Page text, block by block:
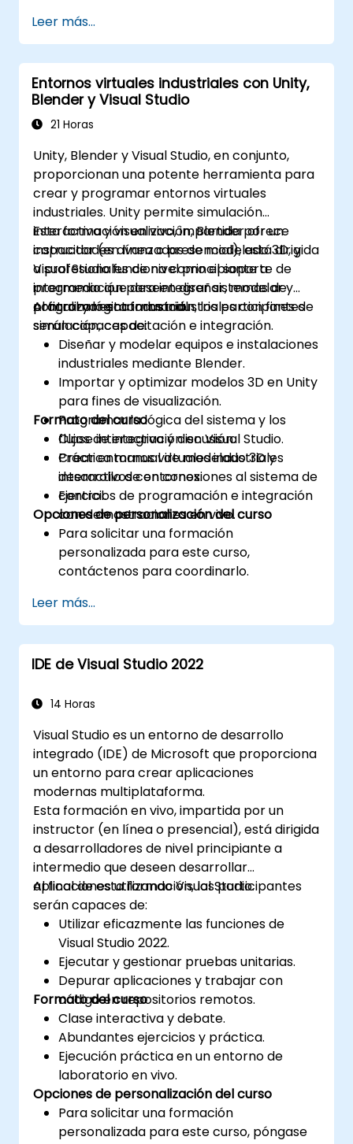
Leer más...
Entornos virtuales industriales con Unity,
Blender y Visual Studio
21 Horas
Unity, Blender y Visual Studio, en conjunto,
proporcionan una potente herramienta para
crear y programar entornos virtuales
industriales. Unity permite simulación
interactiva y visualización, Blender ofrece
capacidades avanzadas de modelado 3D, y
Visual Studio funciona como el soporte de
programación para integrar sistemas de
control y lógica industrial.
Esta formación en vivo, impartida por un
instructor (en línea o presencial), está dirigida
a profesionales de nivel principiante a
intermedio que deseen diseñar, modelar y
programar entornos industriales con fines de
simulación, capacitación e integración.
Al finalizar esta formación, los participantes
serán capaces de:
Diseñar y modelar equipos e instalaciones
industriales mediante Blender.
Importar y optimizar modelos 3D en Unity
para fines de visualización.
Programar la lógica del sistema y los
flujos de integración en Visual Studio.
Crear entornos virtuales industriales
interactivos con conexiones al sistema de
control.
Formato del curso
Clase interactiva y discusión.
Práctica manual de modelado 3D y
desarrollo de entornos.
Ejercicios de programación e integración
con demostraciones en vivo.
Opciones de personalización del curso
Para solicitar una formación
personalizada para este curso,
contáctenos para coordinarlo.
Leer más...
IDE de Visual Studio 2022
14 Horas
Visual Studio es un entorno de desarrollo
integrado (IDE) de Microsoft que proporciona
un entorno para crear aplicaciones
modernas multiplataforma.
Esta formación en vivo, impartida por un
instructor (en línea o presencial), está dirigida
a desarrolladores de nivel principiante a
intermedio que deseen desarrollar
aplicaciones utilizando Visual Studio.
Al final de esta formación, los participantes
serán capaces de:
Utilizar eficazmente las funciones de
Visual Studio 2022.
Ejecutar y gestionar pruebas unitarias.
Depurar aplicaciones y trabajar con
código en repositorios remotos.
Formato del curso
Clase interactiva y debate.
Abundantes ejercicios y práctica.
Ejecución práctica en un entorno de
laboratorio en vivo.
Opciones de personalización del curso
Para solicitar una formación
personalizada para este curso, póngase